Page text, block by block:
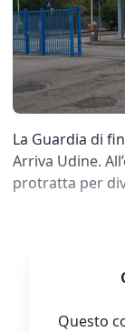
La Guardia di
Arriva Udine.
protratta per
Questo